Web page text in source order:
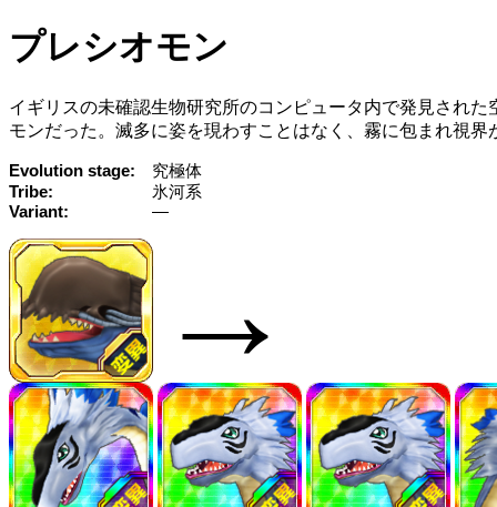
プレシオモン
イギリスの未確認生物研究所のコンピュータ内で発見され
モンだった。滅多に姿を現わすことはなく、霧に包まれ視
Evolution stage
究極体
Tribe
氷河系
Variant
—
→